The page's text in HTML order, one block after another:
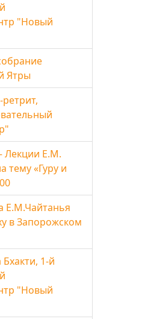
"Новый
Ятры
Лекции Е.М.
тему «Гуру и
Е.М.Чайтанья
в Запорожском
1-й
"Новый